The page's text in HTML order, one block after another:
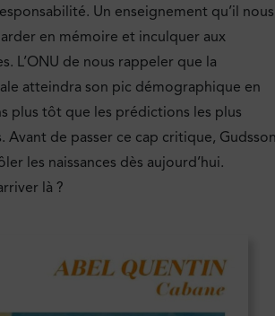
Un enseignement qu’il nous
en mémoire et inculquer aux
L’ONU de nous rappeler que la
atteindra son pic démographique en
plus tôt que les prédictions les plus
Avant de passer ce cap critique,
les naissances dès aujourd’hui.
là ?